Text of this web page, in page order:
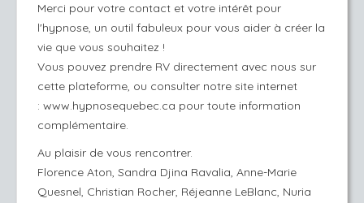
Merci pour votre contact et votre intérêt pour
l'hypnose, un outil fabuleux pour vous aider à créer la
vie que vous souhaitez !
Vous pouvez prendre RV directement avec nous sur
cette plateforme, ou consulter notre site internet
: www.hypnosequebec.ca pour toute information
complémentaire.
Au plaisir de vous rencontrer.
Florence Aton, Sandra Djina Ravalia, Anne-Marie
Quesnel, Christian Rocher, Réjeanne LeBlanc, Nuria